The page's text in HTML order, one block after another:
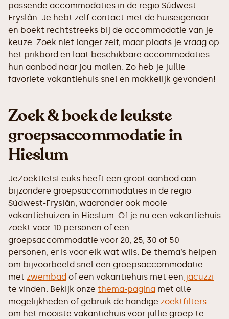
passende accommodaties in de regio Súdwest-
Fryslân. Je hebt zelf contact met de huiseigenaar
en boekt rechtstreeks bij de accommodatie van je
keuze. Zoek niet langer zelf, maar plaats je vraag op
het prikbord en laat beschikbare accommodaties
hun aanbod naar jou mailen. Zo heb je jullie
favoriete vakantiehuis snel en makkelijk gevonden!
Zoek & boek de leukste
groepsaccommodatie in
Hieslum
JeZoektIetsLeuks heeft een groot aanbod aan
bijzondere groepsaccommodaties in de regio
Súdwest-Fryslân, waaronder ook mooie
vakantiehuizen in Hieslum. Of je nu een vakantiehuis
zoekt voor 10 personen of een
groepsaccommodatie voor 20, 25, 30 of 50
personen, er is voor elk wat wils. De thema’s helpen
om bijvoorbeeld snel een groepsaccommodatie
met zwembad of een vakantiehuis met een jacuzzi
te vinden. Bekijk onze thema-pagina met alle
mogelijkheden of gebruik de handige zoektfilters
om het mooiste vakantiehuis voor jullie groep te